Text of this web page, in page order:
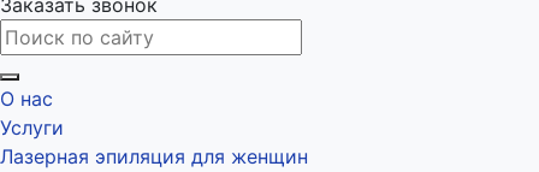
Заказать звонок
О нас
Услуги
Лазерная эпиляция для женщин